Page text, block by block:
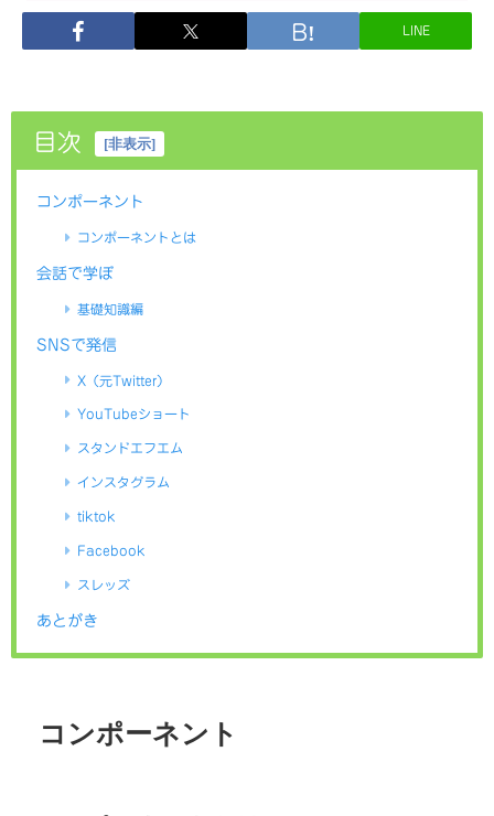
LINE
目次 [非表示]
コンポーネント
コンポーネントとは
会話で学ぼ
基礎知識編
SNSで発信
X（元Twitter）
YouTubeショート
スタンドエフエム
インスタグラム
tiktok
Facebook
スレッズ
あとがき
コンポーネント